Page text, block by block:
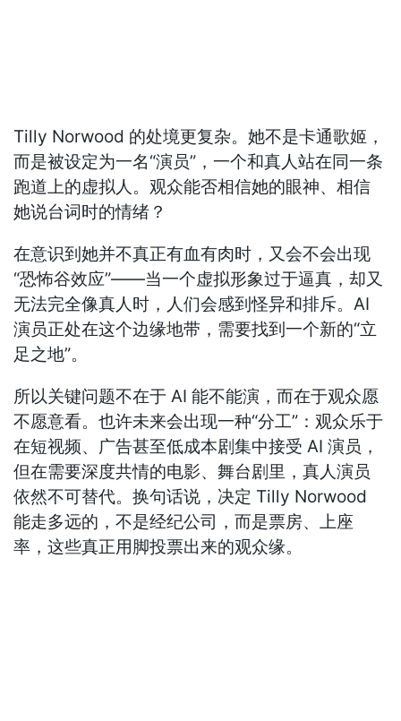
Tilly Norwood 的处境更复杂。她不是卡通歌姬，
而是被设定为一名“演员”，一个和真人站在同一条
跑道上的虚拟人。观众能否相信她的眼神、相信
她说台词时的情绪？
在意识到她并不真正有血有肉时，又会不会出现
“恐怖谷效应”——当一个虚拟形象过于逼真，却又
无法完全像真人时，人们会感到怪异和排斥。AI
演员正处在这个边缘地带，需要找到一个新的“立
足之地”。
所以关键问题不在于 AI 能不能演，而在于观众愿
不愿意看。也许未来会出现一种“分工”：观众乐于
在短视频、广告甚至低成本剧集中接受 AI 演员，
但在需要深度共情的电影、舞台剧里，真人演员
依然不可替代。换句话说，决定 Tilly Norwood
能走多远的，不是经纪公司，而是票房、上座
率，这些真正用脚投票出来的观众缘。